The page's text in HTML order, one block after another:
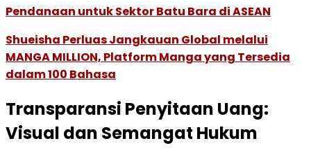
Pendanaan untuk Sektor Batu Bara di ASEAN
Shueisha Perluas Jangkauan Global melalui
MANGA MILLION, Platform Manga yang Tersedia
dalam 100 Bahasa
Transparansi Penyitaan Uang:
Visual dan Semangat Hukum